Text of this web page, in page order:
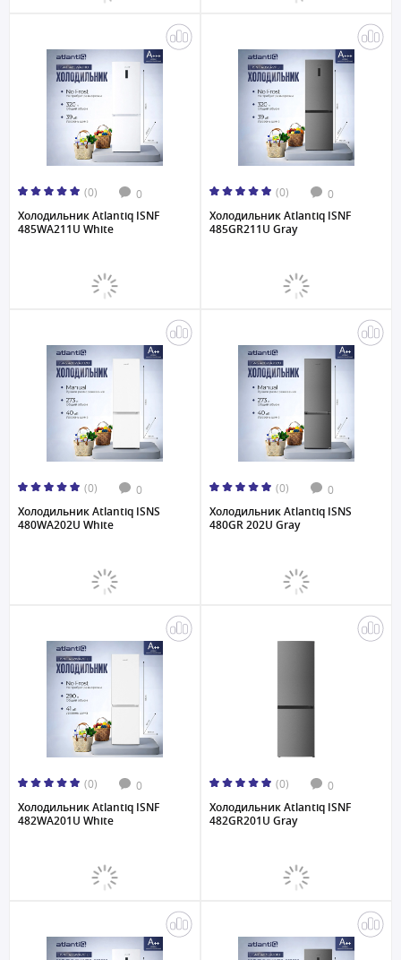
(0) 0
Холодильник Atlantiq ISNF
485WA211U White
(0) 0
Холодильник Atlantiq ISNF
485GR211U Gray
(0) 0
Холодильник Atlantiq ISNS
480WA202U White
(0) 0
Холодильник Atlantiq ISNS
480GR 202U Gray
(0) 0
Холодильник Atlantiq ISNF
482WA201U White
(0) 0
Холодильник Atlantiq ISNF
482GR201U Gray